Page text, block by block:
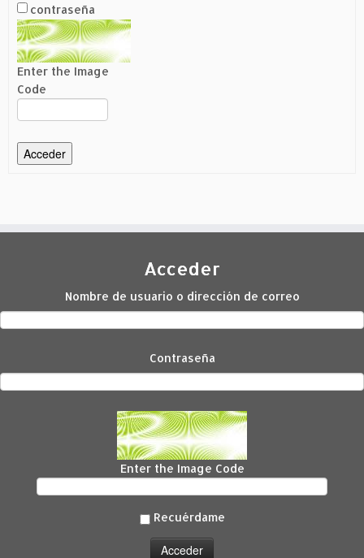
contraseña
Enter the Image
Code
Acceder
Acceder
Nombre de usuario o dirección de correo
Contraseña
Enter the Image Code
Recuérdame